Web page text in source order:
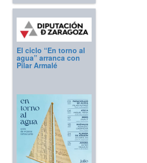
El ciclo “En torno al
agua” arranca con
Pilar Armalé